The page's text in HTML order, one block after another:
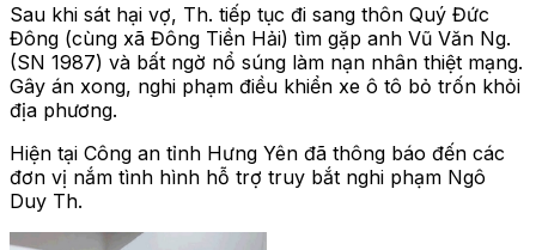
Sau khi sát hại vợ, Th. tiếp tục đi sang thôn Quý Đức
Đông (cùng xã Đông Tiền Hải) tìm gặp anh Vũ Văn Ng.
(SN 1987) và bất ngờ nổ súng làm nạn nhân thiệt mạng.
Gây án xong, nghi phạm điều khiển xe ô tô bỏ trốn khỏi
địa phương.
Hiện tại Công an tỉnh Hưng Yên đã thông báo đến các
đơn vị nắm tình hình hỗ trợ truy bắt nghi phạm Ngô
Duy Th.